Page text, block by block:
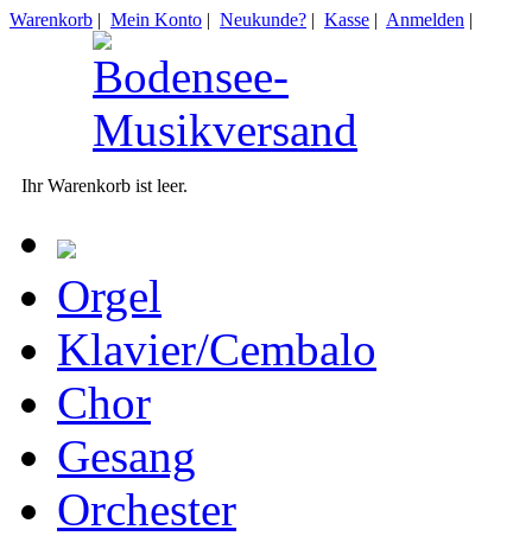
Warenkorb | Mein Konto | Neukunde? | Kasse | Anmelden |
Ihr Warenkorb ist leer.
Orgel
Klavier/Cembalo
Chor
Gesang
Orchester